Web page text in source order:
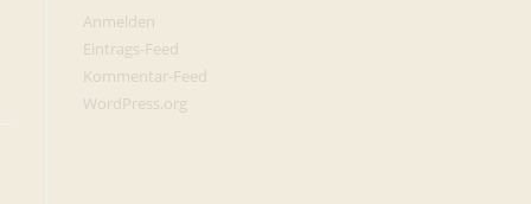
Anmelden
Eintrags-Feed
Kommentar-Feed
WordPress.org